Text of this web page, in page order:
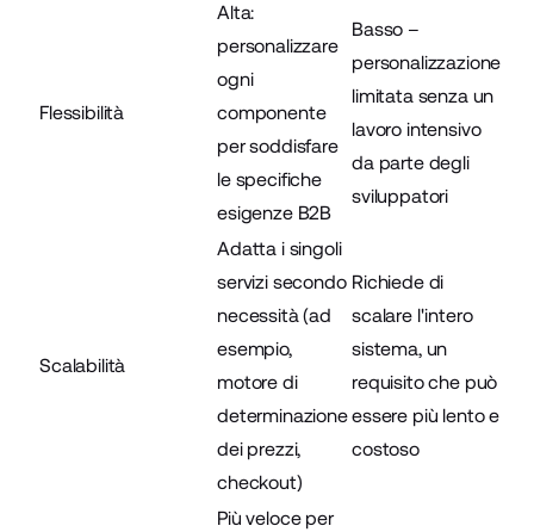
Flessibilità
Alta:
personalizzare
ogni
componente
per soddisfare
le specifiche
esigenze B2B
Basso –
personalizzazione
limitata senza un
lavoro intensivo
da parte degli
sviluppatori
Scalabilità
Adatta i singoli
servizi secondo
necessità (ad
esempio,
motore di
determinazione
dei prezzi,
checkout)
Richiede di
scalare l'intero
sistema, un
requisito che può
essere più lento e
costoso
Più veloce per